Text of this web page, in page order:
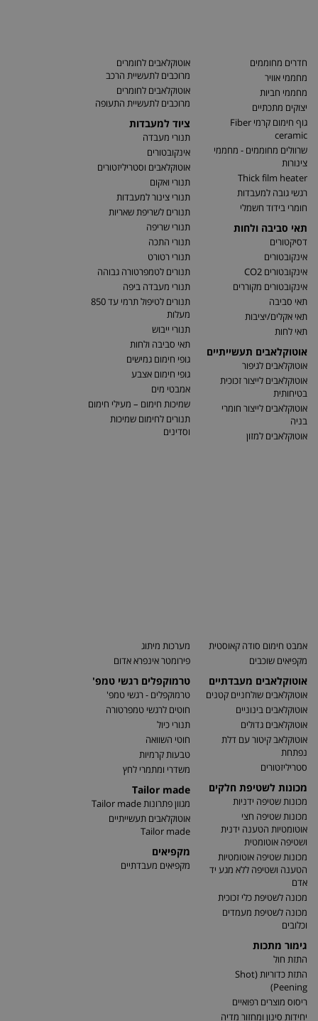
חדרים מחוממים
מחממי אוויר
מחממי חביות
יצוקים מתכתיים
גוף חימום קרמי Fiber
ceramic
שרוולים מחוממים - מחממי
צינורות
Thick film heater
רגשי גובה למעבדות
חומרי בידוד חשמלי
תאי סביבה ולחות
דסיקטורים
אינקובטורים
אינקובטורים CO2
אינקובטורים מקוררים
תאי סביבה
תאי אקלים/יציבות
תאי לחות
אוטוקלאבים תעשייתיים
אוטוקלאבים לגיפור
אוטוקלאבים לייצור זכוכית
בטיחותית
אוטוקלאבים לייצור חומרי
בניה
אוטוקלאבים למזון
אוטוקלאבים לחומרים
מרוכבים לתעשיית הרכב
אוטוקלאבים לחומרים
מרוכבים לתעשיית התעופה
ציוד למעבדות
תנורי מעבדה
אינקובטורים
אוטוקלאבים וסטריליזטורים
תנורי ואקום
תנורי צינור למעבדות
תנורים לשריפת שאריות
תנורי שריפה
תנורי התכה
תנורי רטורט
תנורים לטמפרטורה גבוהה
תנורי מעבדה ביפה
תנורים לטיפול תרמי עד 850
מעלות
תנורי ייבוש
תאי סביבה ולחות
גופי חימום גמישים
גופי חימום אצבע
אמבטי מים
שמיכות חימום – מעילי חימום
תנורים לחימום שמיכות
וסדינים
אמבט חימום סודה קאוסטית
מקפיאים שוכבים
אוטוקלאבים מעבדתיים
אוטוקלאבים שולחניים קטנים
אוטוקלאבים בינוניים
אוטוקלאבים גדולים
אוטוקלאב קיטור עם דלת
נפתחת
סטריליזטורים
מכונות לשטיפת חלקים
מכונות שטיפה ידניות
מכונות שטיפה חצי
אוטומטיות הטענה ידנית
ושטיפה אוטומטית
מכונות שטיפה אוטומטיות
הטענה ושטיפה ללא מגע יד
אדם
מכונה לשטיפת כלי זכוכית
מכונה לשטיפת מעמדים
וכלובים
גימור מתכות
התזת חול
התזת כדוריות (Shot
Peening)
ריסוס מוצרים רפואיים
יחידות סינון ומחזור מדיה
מערכות מיתוג
פירומטר אינפרא אדום
טרמוקפלים רגשי טמפ'
טרמוקפלים - רגשי טמפ'
חוטים לרגשי טמפרטורה
תנורי כיול
חוטי השוואה
טבעות קרמיות
משדרי ומתמרי לחץ
Tailor made
מגוון פתרונות Tailor made
אוטוקלאבים תעשייתיים
Tailor made
מקפיאים
מקפיאים מעבדתיים